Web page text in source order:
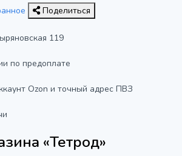
Поделиться
119
по предоплате
Ozon и точный адрес ПВЗ
«Тетрод»